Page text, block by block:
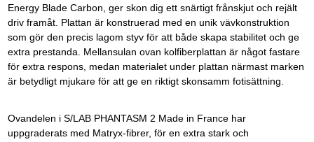
Energy Blade Carbon, ger skon dig ett snärtigt frånskjut och rejält
driv framåt. Plattan är konstruerad med en unik vävkonstruktion
som gör den precis lagom styv för att både skapa stabilitet och ge
extra prestanda. Mellansulan ovan kolfiberplattan är något fastare
för extra respons, medan materialet under plattan närmast marken
är betydligt mjukare för att ge en riktigt skonsamm fotisättning.
Ovandelen i S/LAB PHANTASM 2 Made in France har
uppgraderats med Matryx-fibrer, för en extra stark och